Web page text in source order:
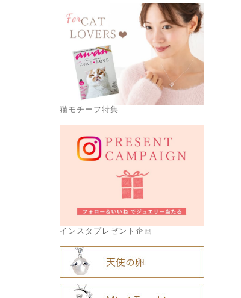
猫モチーフ特集
インスタプレゼント企画